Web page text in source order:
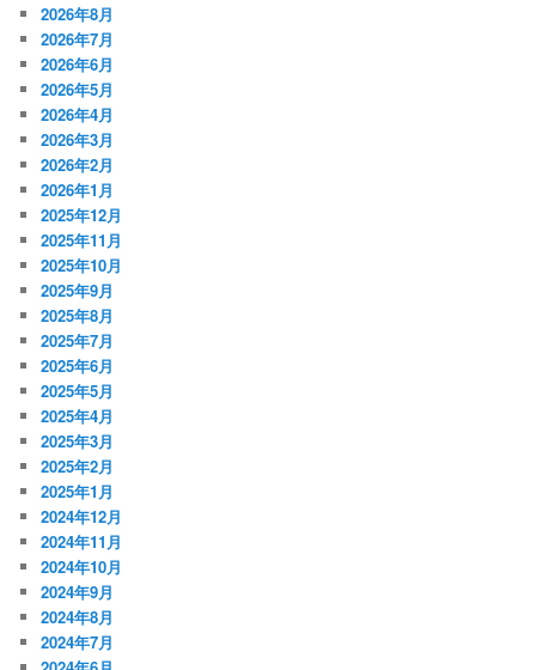
2026年8月
2026年7月
2026年6月
2026年5月
2026年4月
2026年3月
2026年2月
2026年1月
2025年12月
2025年11月
2025年10月
2025年9月
2025年8月
2025年7月
2025年6月
2025年5月
2025年4月
2025年3月
2025年2月
2025年1月
2024年12月
2024年11月
2024年10月
2024年9月
2024年8月
2024年7月